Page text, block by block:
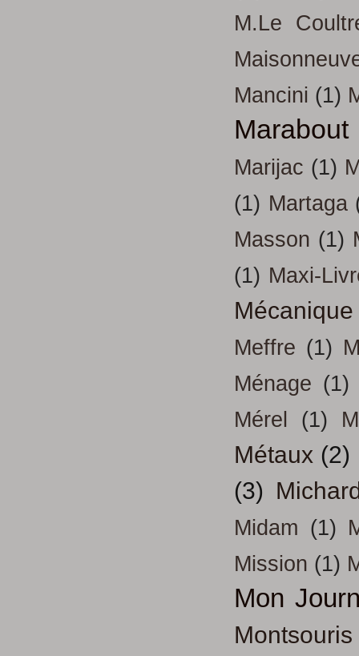
M.Le
Mancini (1)
Marabout
Marijac (1)
(1) Martaga
Masson (1)
(1) Maxi-
Mécanique
Meffre (1)
Ménage (1)
Mérel
(1)
Métaux (2)
(3)
Midam (1)
Mission (1)
Mon
Montsouris